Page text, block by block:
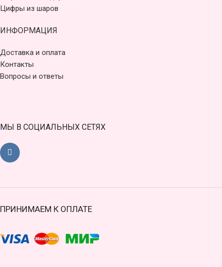
Цифры из шаров
ИНФОРМАЦИЯ
Доставка и оплата
Контакты
Вопросы и ответы
МЫ В СОЦИАЛЬНЫХ СЕТЯХ
ПРИНИМАЕМ К ОПЛАТЕ